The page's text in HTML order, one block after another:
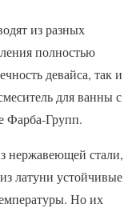
из разных
полностью
девайса, так и
для ванны с
Фарба-Групп.
нержавеющей стали,
латуни устойчивые
Но их